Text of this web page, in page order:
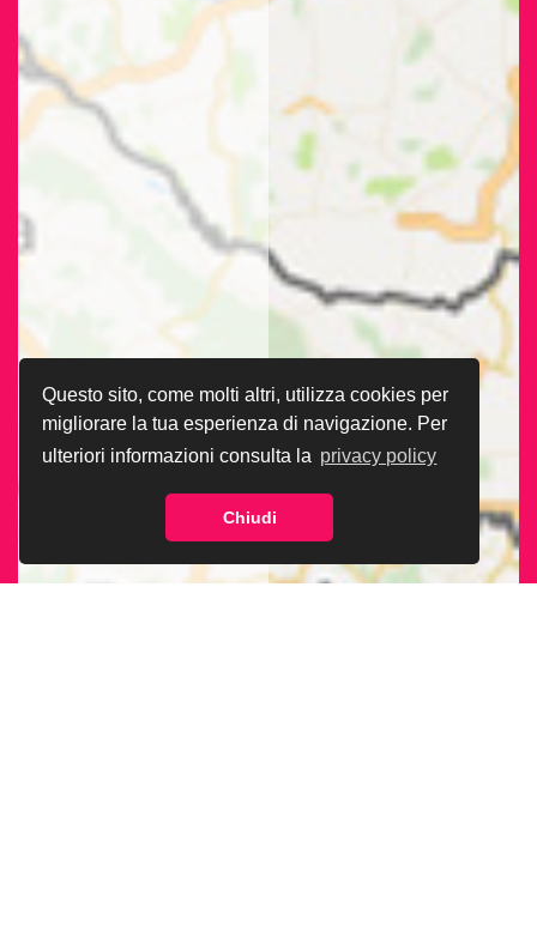
Questo sito, come molti altri, utilizza cookies per
migliorare la tua esperienza di navigazione. Per
ulteriori informazioni consulta la privacy policy
Chiudi